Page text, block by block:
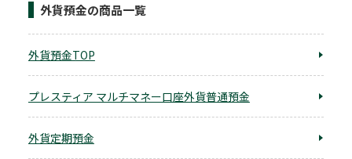
外貨預金の商品一覧
外貨預金TOP
プレスティア マルチマネー口座外貨普通預金
外貨定期預金